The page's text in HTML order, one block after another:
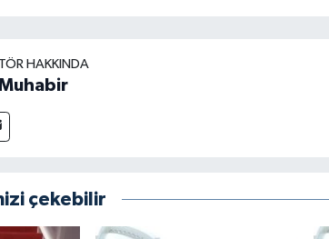
HAKKINDA
Muhabir
çekebilir